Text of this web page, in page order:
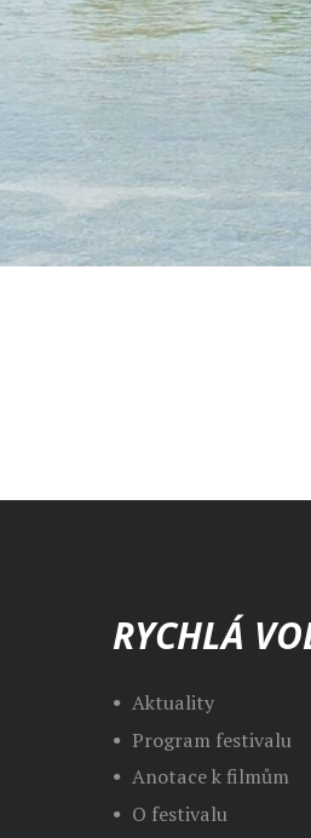
RYCHLÁ
Aktuality
Program festivalu
Anotace k filmům
O festivalu